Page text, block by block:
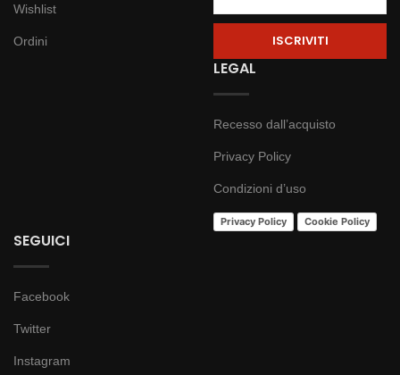
Wishlist
Ordini
LEGAL
Recesso dall’acquisto
Privacy Policy
Condizioni d’uso
Privacy Policy Cookie Policy
SEGUICI
Facebook
Twitter
Instagram